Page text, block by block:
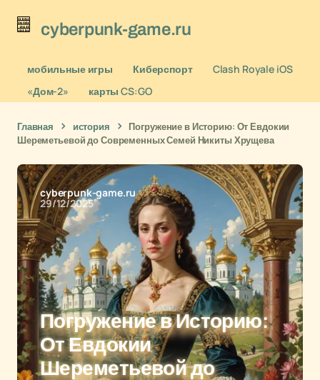
cyberpunk-game.ru
мобильные игры Киберспорт
Clash Royale iOS
«Дом-2»
карты CS:GO
Главная история
Погружение в Историю: От Евдокии
Шереметьевой до Современных Семей Никиты Хрущева
cyberpunk-game.ru
29/12/2025
Погружение в Историю:
От Евдокии
Шереметьевой до